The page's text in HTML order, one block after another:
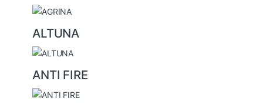
ALTUNA
ANTI FIRE